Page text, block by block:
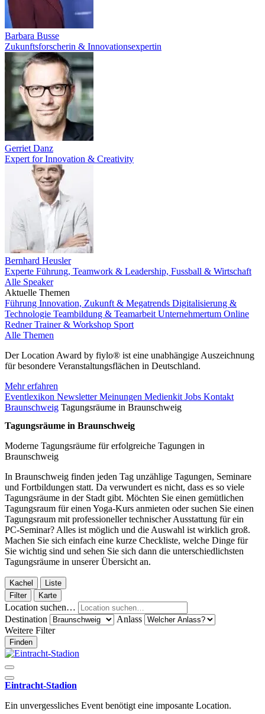
Barbara Busse
Zukunftsforscherin & Innovationsexpertin
Gerriet Danz
Expert for Innovation & Creativity
Bernhard Heusler
Experte Führung, Teamwork & Leadership, Fussball & Wirtschaft
Alle Speaker
Aktuelle Themen
Führung Innovation, Zukunft & Megatrends Digitalisierung &
Technologie Teambildung & Teamarbeit Unternehmertum Online
RednerTrainer & Workshop Sport
Alle Themen
Der Location Award by fiylo® ist eine unabhängige Auszeichnung
für besondere Veranstaltungsflächen in Deutschland.
Mehr erfahren
Eventlexikon NewsletterMeinungen Medienkit Jobs Kontakt
Braunschweig Tagungsräume in Braunschweig
Tagungsräume in Braunschweig
Moderne Tagungsräume für erfolgreiche Tagungen in
Braunschweig
In Braunschweig finden jeden Tag unzählige Tagungen, Seminare
und Fortbildungen statt. Da verwundert es nicht, dass es so viele
Tagungsräume in der Stadt gibt. Möchten Sie einen gemütlichen
Tagungsraum für einen Yoga-Kurs anmieten oder suchen Sie einen
Tagungsraum mit professioneller technischer Ausstattung für ein
PC-Seminar? Alles ist möglich und die Auswahl ist wirklich groß.
Machen Sie sich einfach eine kurze Checkliste, welche Dinge für
Sie wichtig sind und sehen Sie sich dann die unterschiedlichsten
Tagungsräume in unserer Übersicht an.
Kachel
Liste
Filter
Karte
Location suchen…
Destination
Anlass
Weitere Filter
Finden
Eintracht-Stadion
Ein unvergessliches Event benötigt eine imposante Location.